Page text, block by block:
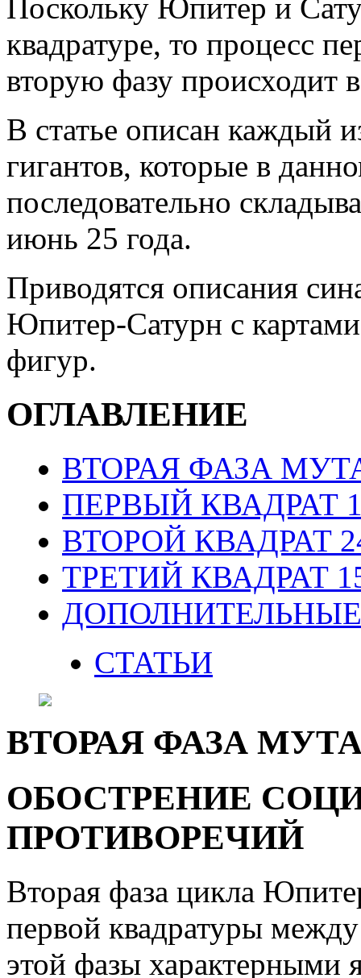
Поскольку Юпитер и
квадратуре, то процесс
вторую фазу происходит
В статье описан каждый
гигантов, которые в
последовательно
июнь 25 года.
Приводятся описания
Юпитер-Сатурн с
фигур.
ОГЛАВЛЕНИЕ
ВТОРАЯ ФАЗА
ПЕРВЫЙ КВАДРАТ
ВТОРОЙ КВАДРАТ
ТРЕТИЙ КВАДРАТ
СТАТЬИ
ВТОРАЯ ФАЗА
ОБОСТРЕНИЕ
ПРОТИВОРЕЧИЙ
Вторая фаза цикла
первой квадратуры
этой фазы характерными